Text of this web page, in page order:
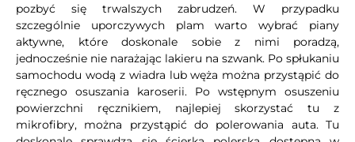
pozbyć się trwalszych zabrudzeń. W przypadku
szczególnie uporczywych plam warto wybrać piany
aktywne, które doskonale sobie z nimi poradzą,
jednocześnie nie narażając lakieru na szwank. Po spłukaniu
samochodu wodą z wiadra lub węża można przystąpić do
ręcznego osuszania karoserii. Po wstępnym osuszeniu
powierzchni ręcznikiem, najlepiej skorzystać tu z
mikrofibry, można przystąpić do polerowania auta. Tu